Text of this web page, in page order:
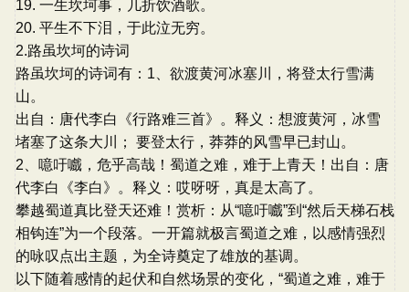
19. 一生坎坷事，几折饮酒歌。
20. 平生不下泪，于此泣无穷。
2.路虽坎坷的诗词
路虽坎坷的诗词有：1、欲渡黄河冰塞川，将登太行雪满
山。
出自：唐代李白《行路难三首》。释义：想渡黄河，冰雪
堵塞了这条大川； 要登太行，莽莽的风雪早已封山。
2、噫吁嚱，危乎高哉！蜀道之难，难于上青天！出自：唐
代李白《李白》。释义：哎呀呀，真是太高了。
攀越蜀道真比登天还难！赏析：从“噫吁嚱”到“然后天梯石栈
相钩连”为一个段落。一开篇就极言蜀道之难，以感情强烈
的咏叹点出主题，为全诗奠定了雄放的基调。
以下随着感情的起伏和自然场景的变化，“蜀道之难，难于